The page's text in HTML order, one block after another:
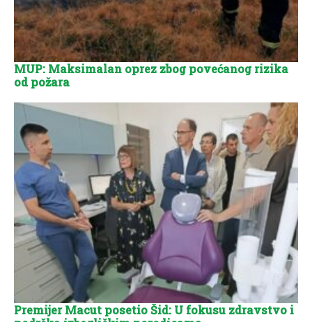
MUP: Maksimalan oprez zbog povećanog rizika
od požara
Premijer Macut posetio Šid: U fokusu zdravstvo i